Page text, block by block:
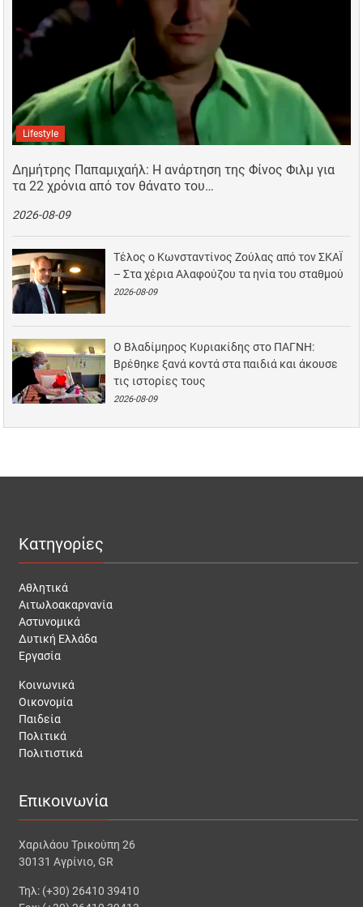
Lifestyle
Δημήτρης Παπαμιχαήλ: Η ανάρτηση της Φίνος Φιλμ για
τα 22 χρόνια από τον θάνατο του…
2026-08-09
Τέλος ο Κωνσταντίνος Ζούλας από τον ΣΚΑΪ
– Στα χέρια Αλαφούζου τα ηνία του σταθμού
2026-08-09
Ο Βλαδίμηρος Κυριακίδης στο ΠΑΓΝΗ:
Βρέθηκε ξανά κοντά στα παιδιά και άκουσε
τις ιστορίες τους
2026-08-09
Κατηγορίες
Αθλητικά
Αιτωλοακαρνανία
Αστυνομικά
Δυτική Ελλάδα
Εργασία
Κοινωνικά
Οικονομία
Παιδεία
Πολιτικά
Πολιτιστικά
Επικοινωνία
Χαριλάου Τρικούπη 26
30131 Αγρίνιο, GR
Τηλ: (+30) 26410 39410